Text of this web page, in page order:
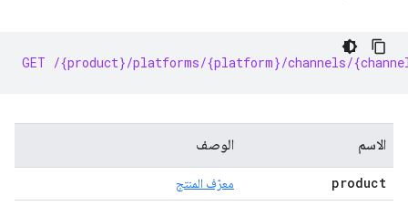
GET /{product}/platforms/{platform}/channels/
الاسم الوصف
product معرّف المنتج